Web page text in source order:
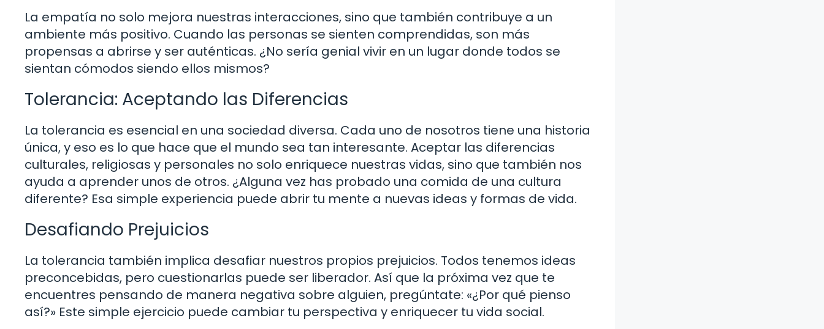
La empatía no solo mejora nuestras interacciones, sino que también contribuye a un
ambiente más positivo. Cuando las personas se sienten comprendidas, son más
propensas a abrirse y ser auténticas. ¿No sería genial vivir en un lugar donde todos se
sientan cómodos siendo ellos mismos?
Tolerancia: Aceptando las Diferencias
La tolerancia es esencial en una sociedad diversa. Cada uno de nosotros tiene una historia
única, y eso es lo que hace que el mundo sea tan interesante. Aceptar las diferencias
culturales, religiosas y personales no solo enriquece nuestras vidas, sino que también nos
ayuda a aprender unos de otros. ¿Alguna vez has probado una comida de una cultura
diferente? Esa simple experiencia puede abrir tu mente a nuevas ideas y formas de vida.
Desafiando Prejuicios
La tolerancia también implica desafiar nuestros propios prejuicios. Todos tenemos ideas
preconcebidas, pero cuestionarlas puede ser liberador. Así que la próxima vez que te
encuentres pensando de manera negativa sobre alguien, pregúntate: «¿Por qué pienso
así?» Este simple ejercicio puede cambiar tu perspectiva y enriquecer tu vida social.